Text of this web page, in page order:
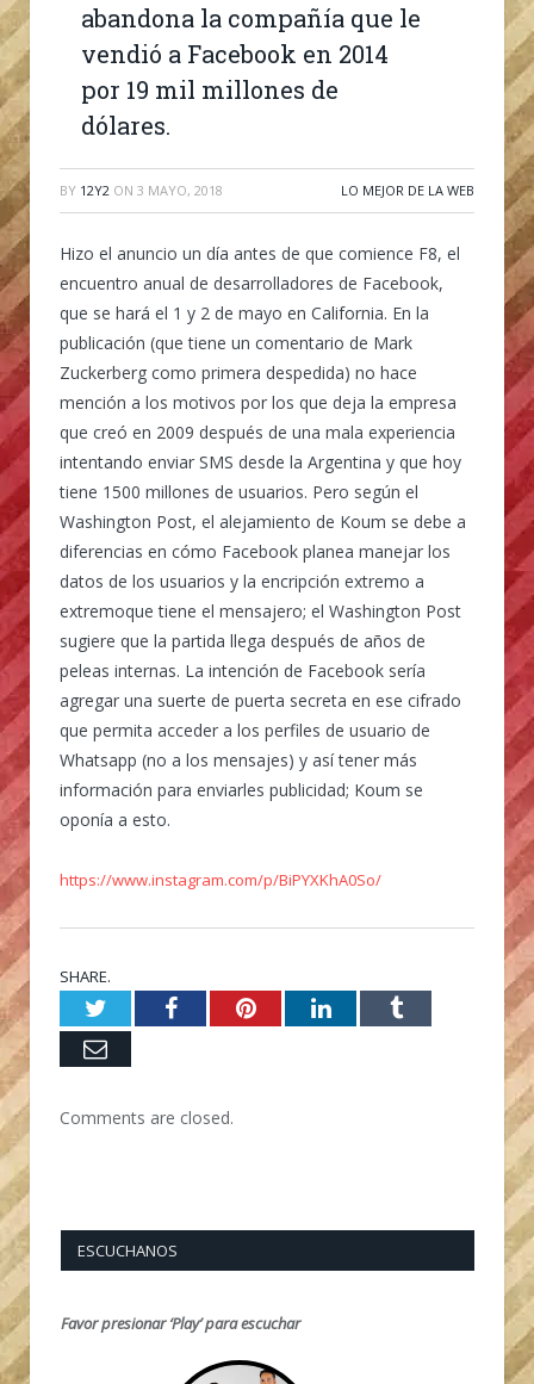
abandona la compañía que le
vendió a Facebook en 2014
por 19 mil millones de
dólares.
BY 12Y2 ON 3 MAYO, 2018 LO MEJOR DE LA WEB
Hizo el anuncio un día antes de que comience F8, el
encuentro anual de desarrolladores de Facebook,
que se hará el 1 y 2 de mayo en California. En la
publicación (que tiene un comentario de Mark
Zuckerberg como primera despedida) no hace
mención a los motivos por los que deja la empresa
que creó en 2009 después de una mala experiencia
intentando enviar SMS desde la Argentina y que hoy
tiene 1500 millones de usuarios. Pero según el
Washington Post, el alejamiento de Koum se debe a
diferencias en cómo Facebook planea manejar los
datos de los usuarios y la encripción extremo a
extremoque tiene el mensajero; el Washington Post
sugiere que la partida llega después de años de
peleas internas. La intención de Facebook sería
agregar una suerte de puerta secreta en ese cifrado
que permita acceder a los perfiles de usuario de
Whatsapp (no a los mensajes) y así tener más
información para enviarles publicidad; Koum se
oponía a esto.
https://www.instagram.com/p/BiPYXKhA0So/
SHARE.
TwitterFacebookPinterestLinkedInTumblr
Email
Comments are closed.
ESCUCHANOS
Favor presionar ‘Play’ para escuchar